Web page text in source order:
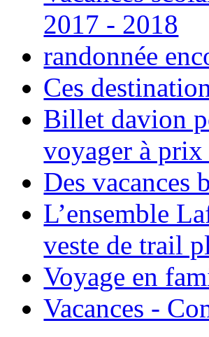
2017 - 2018
randonnée
Ces
Billet davion
voyager à
Des vacances
L’ensemble
veste de trail
Voyage en
Vacances -